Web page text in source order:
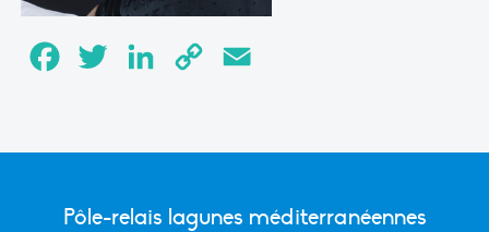
FacebookTwitter LinkedInCopy
Pôle-relais lagunes méditerranéennes